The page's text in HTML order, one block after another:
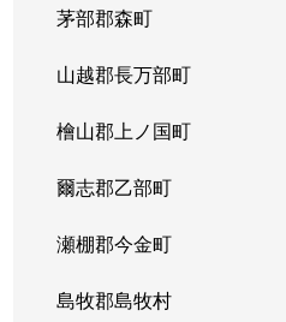
茅部郡森町
山越郡長万部町
檜山郡上ノ国町
爾志郡乙部町
瀬棚郡今金町
島牧郡島牧村